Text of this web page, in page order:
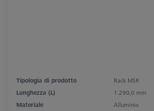
Tipologia di prodotto
Rack MSR
Lunghezza (L)
1.290,0 mm
Materiale
Alluminio